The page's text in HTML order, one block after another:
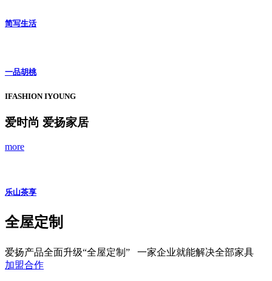
简写生活
一品胡桃
IFASHION IYOUNG
爱时尚 爱扬家居
more
乐山茶享
全屋定制
爱扬产品全面升级“全屋定制” 一家企业就能解决全部家具
加盟合作